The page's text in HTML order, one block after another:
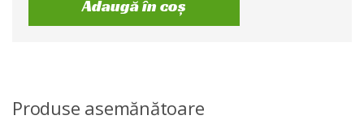
Adaugă în coș
Produse asemănătoare